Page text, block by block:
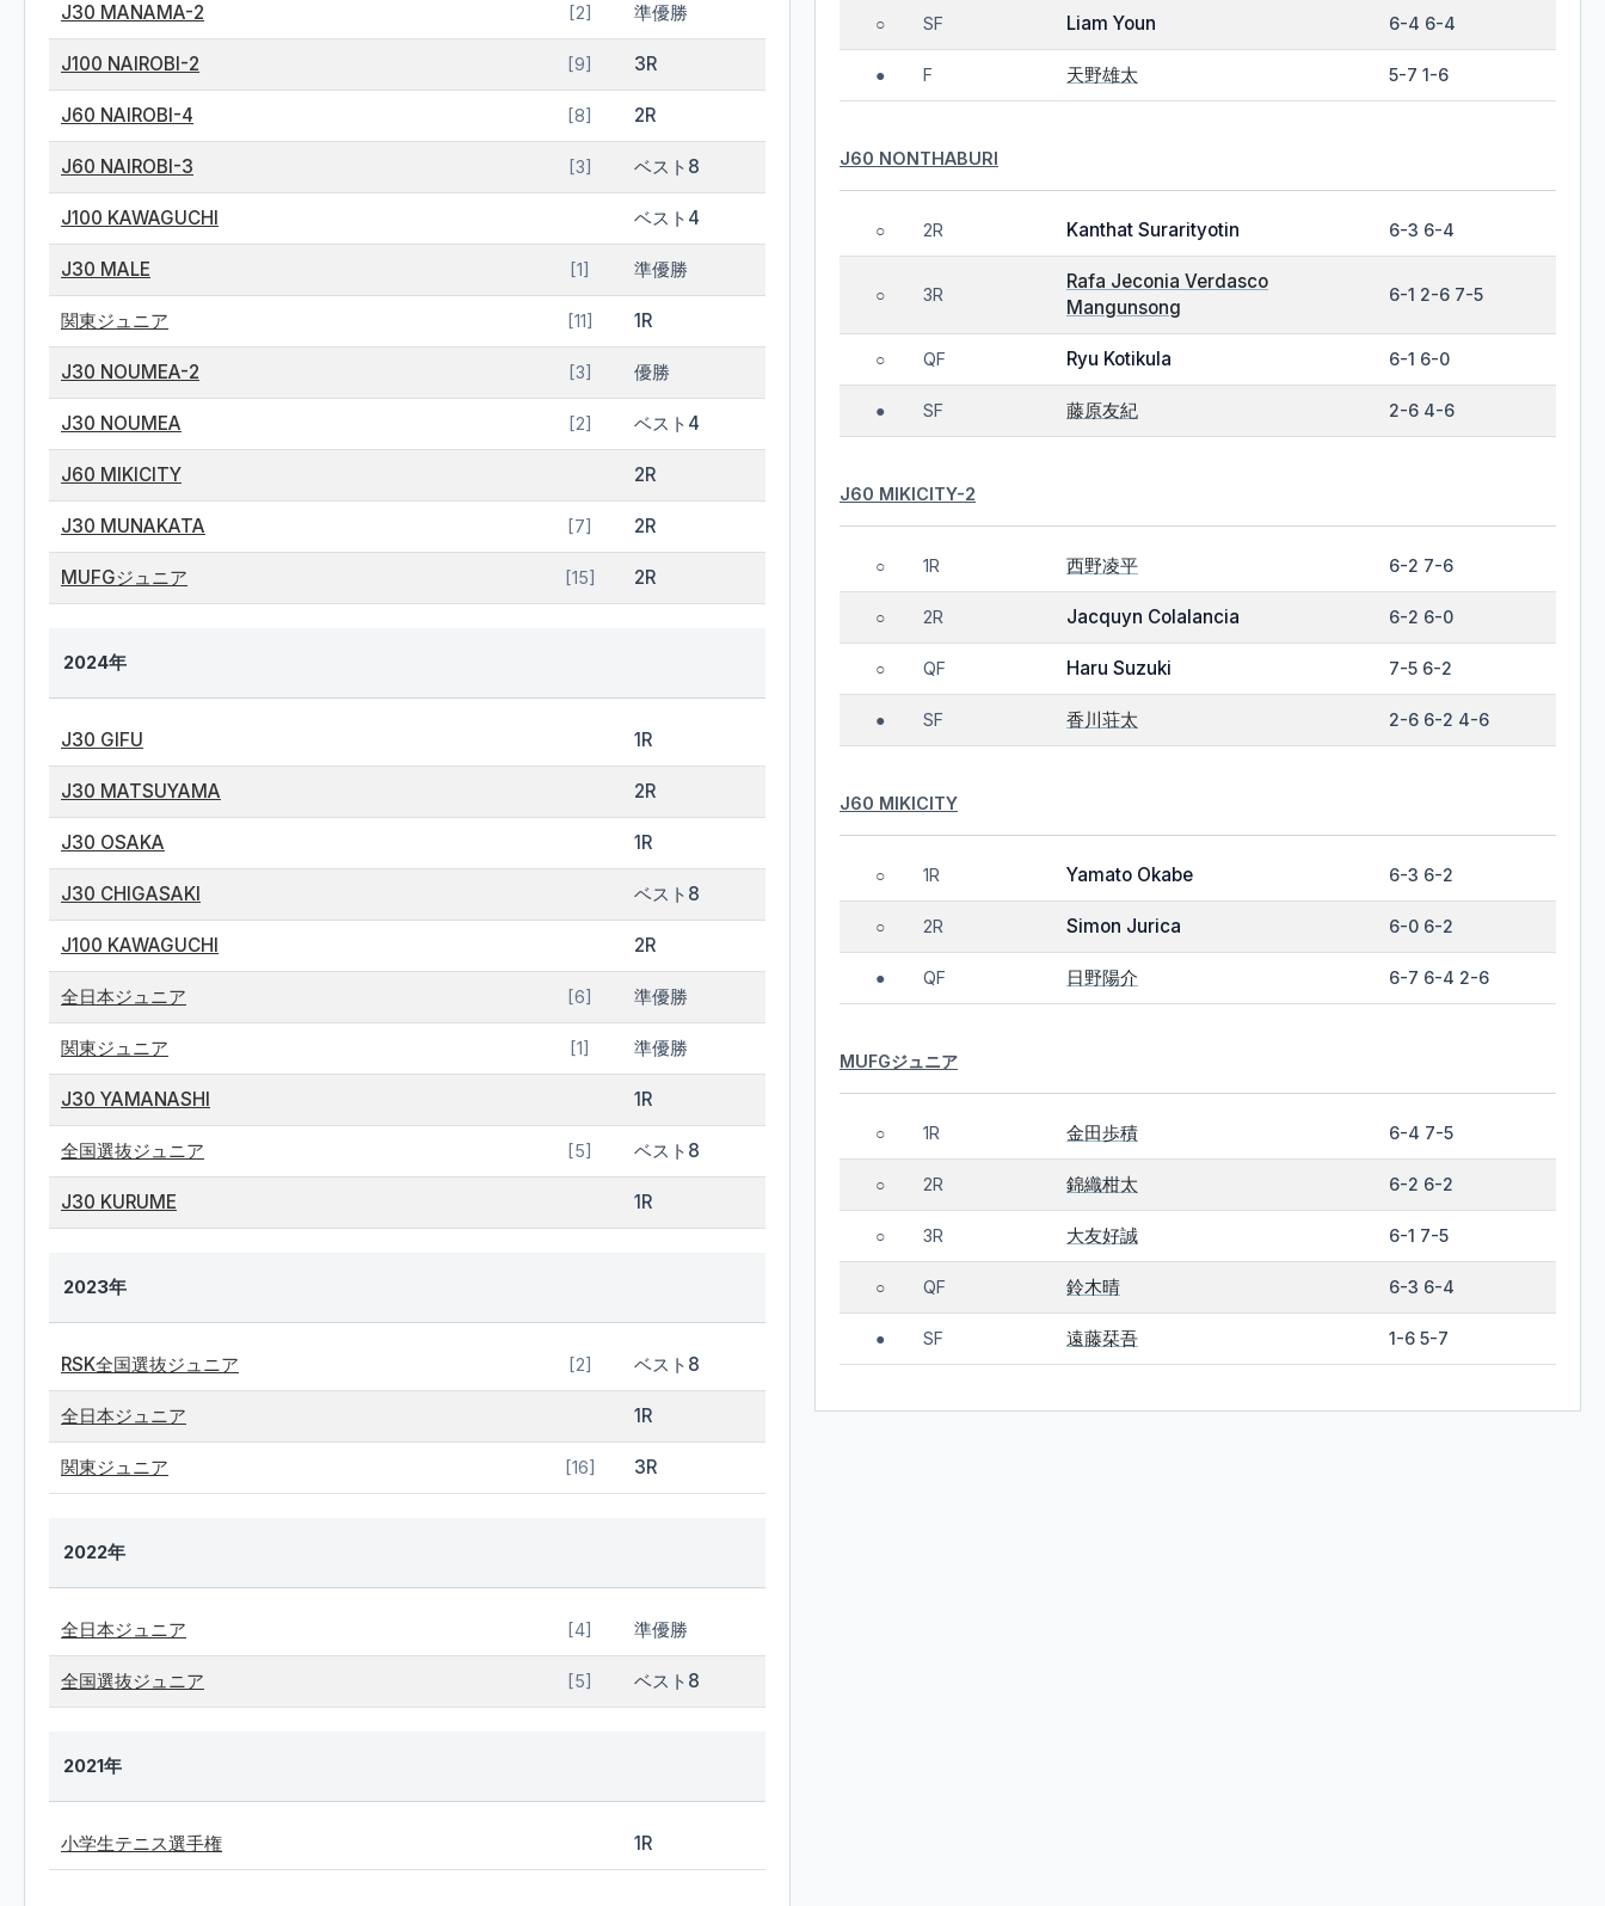
J30 MANAMA-2 [2] 準優勝
J100 NAIROBI-2 [9] 3R
J60 NAIROBI-4 [8] 2R
J60 NAIROBI-3 [3] ベスト8
J100 KAWAGUCHI ベスト4
J30 MALE [1] 準優勝
関東ジュニア [11] 1R
J30 NOUMEA-2 [3] 優勝
J30 NOUMEA [2] ベスト4
J60 MIKICITY 2R
J30 MUNAKATA [7] 2R
MUFGジュニア [15] 2R
2024年
J30 GIFU 1R
J30 MATSUYAMA 2R
J30 OSAKA 1R
J30 CHIGASAKI ベスト8
J100 KAWAGUCHI 2R
全日本ジュニア [6] 準優勝
関東ジュニア [1] 準優勝
J30 YAMANASHI 1R
全国選抜ジュニア [5] ベスト8
J30 KURUME 1R
2023年
RSK全国選抜ジュニア [2] ベスト8
全日本ジュニア 1R
関東ジュニア [16] 3R
2022年
全日本ジュニア [4] 準優勝
全国選抜ジュニア [5] ベスト8
2021年
小学生テニス選手権 1R
○ SF Liam Youn 6-4 6-4
● F 天野雄太 5-7 1-6
J60 NONTHABURI
○ 2R Kanthat Surarityotin 6-3 6-4
○ 3R
Rafa Jeconia Verdasco
Mangunsong
6-1 2-6 7-5
○ QF Ryu Kotikula 6-1 6-0
● SF 藤原友紀 2-6 4-6
J60 MIKICITY-2
○ 1R 西野凌平 6-2 7-6
○ 2R Jacquyn Colalancia 6-2 6-0
○ QF Haru Suzuki 7-5 6-2
● SF 香川荘太 2-6 6-2 4-6
J60 MIKICITY
○ 1R Yamato Okabe 6-3 6-2
○ 2R Simon Jurica 6-0 6-2
● QF 日野陽介 6-7 6-4 2-6
MUFGジュニア
○ 1R 金田歩積 6-4 7-5
○ 2R 錦織柑太 6-2 6-2
○ 3R 大友好誠 6-1 7-5
○ QF 鈴木晴 6-3 6-4
● SF 遠藤栞吾 1-6 5-7